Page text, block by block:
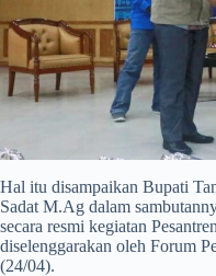
Hal itu disampaikan Bupati
Sadat M.Ag dalam
secara resmi kegiatan
diselenggarakan oleh Forum
(24/04).